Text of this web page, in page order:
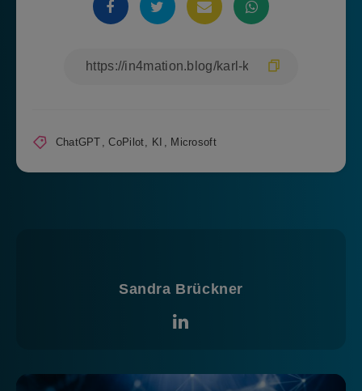
ChatGPT ,CoPilot, KI , Microsoft
Sandra Brückner